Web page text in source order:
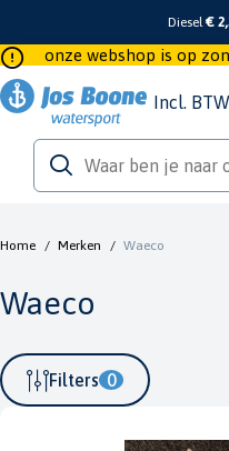
Diesel€
onze webshop is op
Incl. BTW
Home / Merken / Waeco
Waeco
Filters 0